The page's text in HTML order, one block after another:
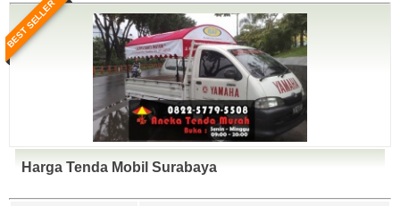
BEST SELLER
Harga Tenda Mobil Surabaya